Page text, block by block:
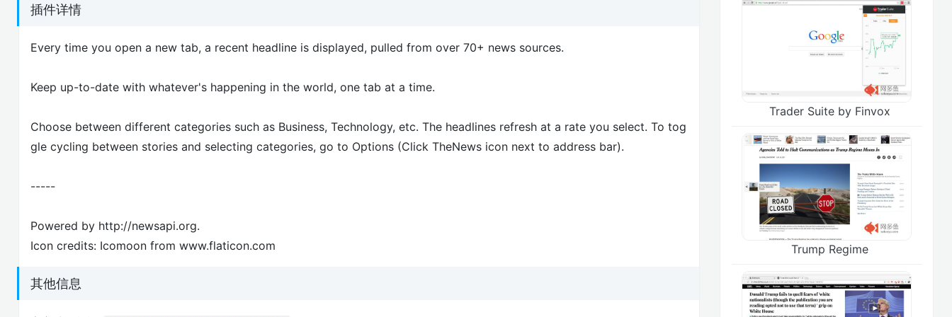
插件详情
Every time you open a new tab, a recent headline is displayed, pulled from over 70+ news sources.
Keep up-to-date with whatever's happening in the world, one tab at a time.
Choose between different categories such as Business, Technology, etc. The headlines refresh at a rate you select. To tog
gle cycling between stories and selecting categories, go to Options (Click TheNews icon next to address bar).
-----
Powered by http://newsapi.org.
Icon credits: Icomoon from www.flaticon.com
其他信息
Trader Suite by Finvox
Trump Regime